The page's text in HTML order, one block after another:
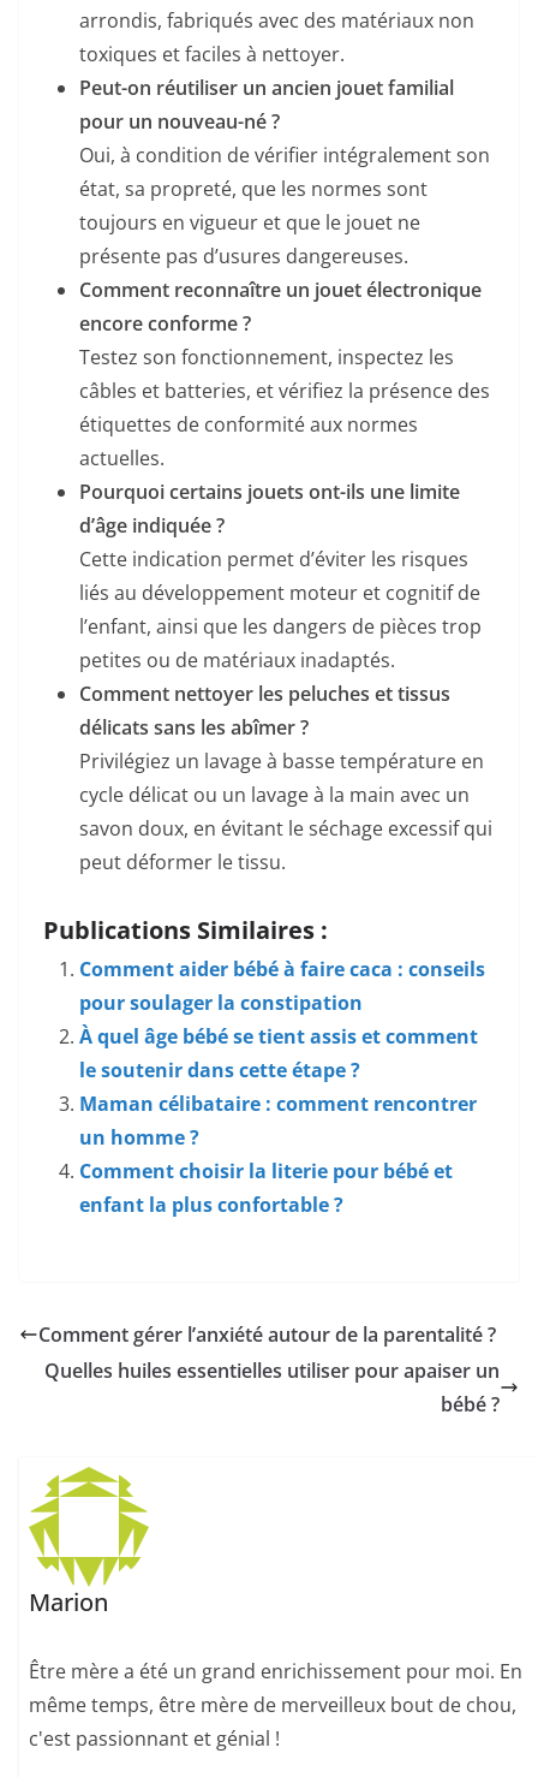
arrondis, fabriqués avec des matériaux non
toxiques et faciles à nettoyer.
Peut-on réutiliser un ancien jouet familial
pour un nouveau-né ?
Oui, à condition de vérifier intégralement son
état, sa propreté, que les normes sont
toujours en vigueur et que le jouet ne
présente pas d’usures dangereuses.
Comment reconnaître un jouet électronique
encore conforme ?
Testez son fonctionnement, inspectez les
câbles et batteries, et vérifiez la présence des
étiquettes de conformité aux normes
actuelles.
Pourquoi certains jouets ont-ils une limite
d’âge indiquée ?
Cette indication permet d’éviter les risques
liés au développement moteur et cognitif de
l’enfant, ainsi que les dangers de pièces trop
petites ou de matériaux inadaptés.
Comment nettoyer les peluches et tissus
délicats sans les abîmer ?
Privilégiez un lavage à basse température en
cycle délicat ou un lavage à la main avec un
savon doux, en évitant le séchage excessif qui
peut déformer le tissu.
Publications Similaires :
Comment aider bébé à faire caca : conseils
pour soulager la constipation
À quel âge bébé se tient assis et comment
le soutenir dans cette étape ?
Maman célibataire : comment rencontrer
un homme ?
Comment choisir la literie pour bébé et
enfant la plus confortable ?
Comment gérer l’anxiété autour de la parentalité ?
Quelles huiles essentielles utiliser pour apaiser un
bébé ?
Marion
Être mère a été un grand enrichissement pour moi. En
même temps, être mère de merveilleux bout de chou,
c'est passionnant et génial !